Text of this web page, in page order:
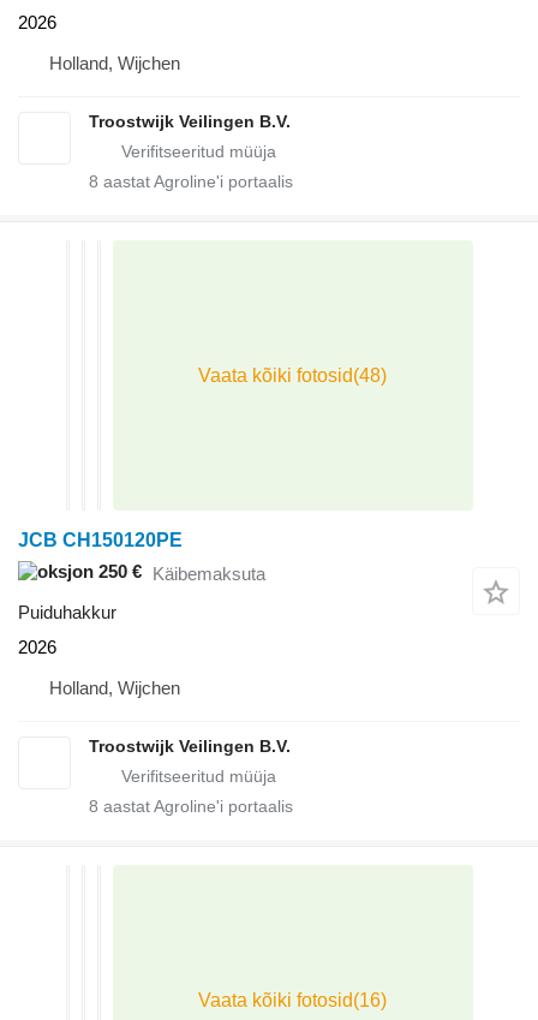
2026
Holland, Wijchen
Troostwijk Veilingen B.V.
8 aastat Agroline'i portaalis
JCB CH150120PE
250 € Käibemaksuta
Puiduhakkur
2026
Holland, Wijchen
Troostwijk Veilingen B.V.
8 aastat Agroline'i portaalis